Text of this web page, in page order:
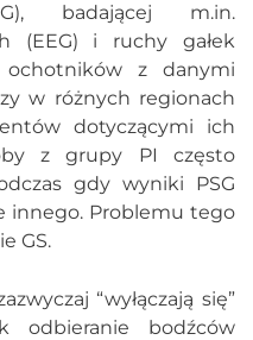
badającej m.in.
(EEG) i ruchy gałek
z danymi
w różnych regionach
dotyczącymi ich
z grupy PI często
gdy wyniki PSG
innego. Problemu tego
GS.
“wyłączają się”
odbieranie bodźców